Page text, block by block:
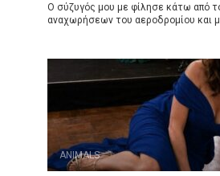
Ο σύζυγός μου με φίλησε κάτω από
αναχωρήσεων του αεροδρομίου και
ANIMALS